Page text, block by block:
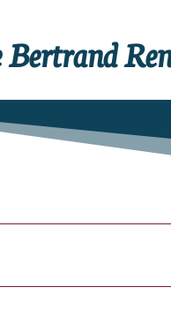
Bertrand